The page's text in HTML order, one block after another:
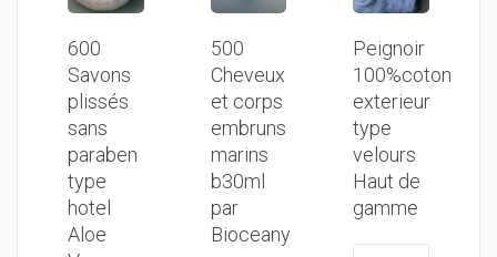
600
Savons
plissés
sans
paraben
type
hotel
Aloe
500
Cheveux
et corps
embruns
marins
b30ml
par
Bioceany
Peignoir
100%coton
exterieur
type
velours
Haut de
gamme